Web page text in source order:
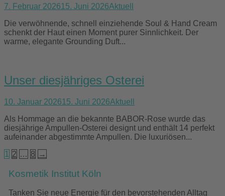
7. Februar 202615. Juni 2026Aktuell
Die verwöhnende, schnell einziehende Soul & Hand Cream
schenkt der Haut einen Moment purer Sinnlichkeit. Der
warme, elegante Grounding Duft...
Unser diesjähriges Osterei
10. Januar 202615. Juni 2026Aktuell
Als Hommage an die bekannte BABOR-Rose wurde das
diesjährige Ampullen-Osterei designt und enthält 14 perfekt
aufeinander abgestimmte Ampullen. Die luxuriösen...
Seitennummerierung
der
1 2 … 8 →
Kosmetik Institut Köln
Tanken Sie neue Energie für den bevorstehenden Alltag